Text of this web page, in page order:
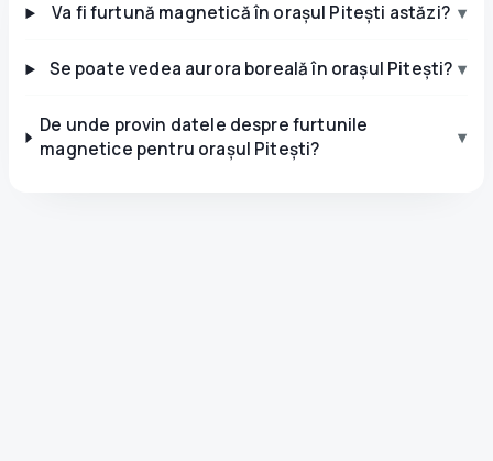
Va fi furtună magnetică în orașul Pitești astăzi? ▾
Se poate vedea aurora boreală în orașul Pitești? ▾
De unde provin datele despre furtunile
magnetice pentru orașul Pitești?
▾